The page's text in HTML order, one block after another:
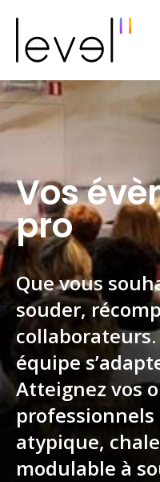
Vos
pro
Que vous
souder,
équipe
Atteignez vos
professionnels
atypique,
modulable à